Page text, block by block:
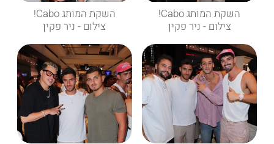
השקת המותג Cabo!
צילום - ניר פקין
השקת המותג Cabo!
צילום - ניר פקין